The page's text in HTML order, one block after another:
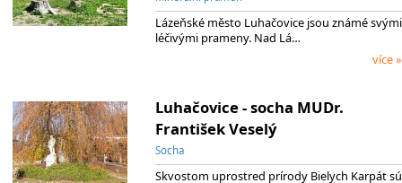
Lázeňské město Luhačovice jsou známé svými
léčivými prameny. Nad Lá…
více »
Luhačovice - socha MUDr.
František Veselý
Socha
Skvostom uprostred prírody Bielych Karpát sú